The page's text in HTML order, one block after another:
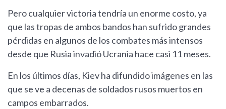
Pero cualquier victoria tendría un enorme costo, ya
que las tropas de ambos bandos han sufrido grandes
pérdidas en algunos de los combates más intensos
desde que Rusia invadió Ucrania hace casi 11 meses.
En los últimos días, Kiev ha difundido imágenes en las
que se ve a decenas de soldados rusos muertos en
campos embarrados.